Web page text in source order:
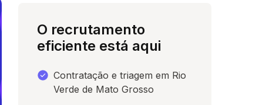
O recrutamento
eficiente está aqui
Contratação e triagem em Rio
Verde de Mato Grosso